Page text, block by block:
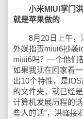
小米MIUI掌门
就是苹果做的
8月20日上午，
外媒指责miui6抄袭
miui6吗？一个他们
如果我现在回家看
出10个特性，是
的文件夹，就已经
计算机发展历程的
些人的话”，洪峰接